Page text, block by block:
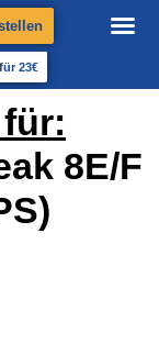
23€
8E/F